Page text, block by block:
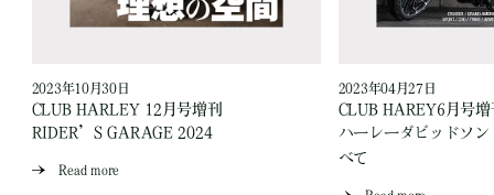
2023年10月30日
CLUB HARLEY 12月号増刊
RIDER’S GARAGE 2024
Read more
2023年04月27日
CLUB HAREY6月号増
ハーレーダビッドソ
べて